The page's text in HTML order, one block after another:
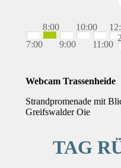
7:00
8:00
9:00
10:00
11:00
Webcam Trassenheide
Strandpromenade mit
Greifswalder Oie
TAG